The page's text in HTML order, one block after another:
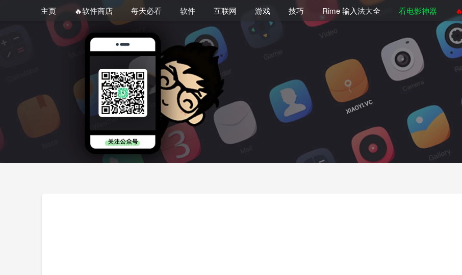
主页 🔥软件商店 每天必看 软件 互联网 游戏 技巧 Rime 输入法大全 看电影神器